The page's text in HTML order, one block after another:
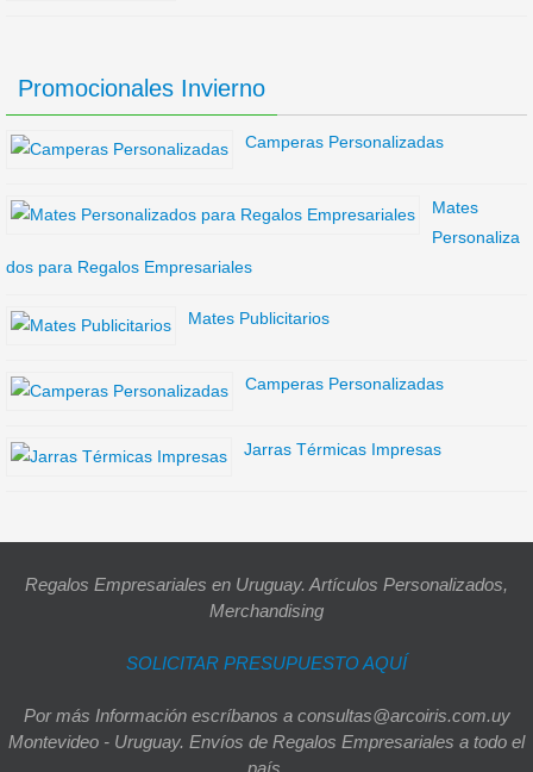
Promocionales Invierno
Camperas Personalizadas
Mates
Personaliza
dos para Regalos Empresariales
Mates Publicitarios
Camperas Personalizadas
Jarras Térmicas Impresas
Regalos Empresariales en Uruguay. Artículos Personalizados,
Merchandising
SOLICITAR PRESUPUESTO AQUÍ
Por más Información escríbanos a consultas@arcoiris.com.uy
Montevideo - Uruguay. Envíos de Regalos Empresariales a todo el
país.